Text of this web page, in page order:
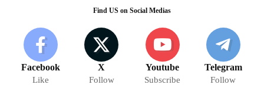
Find US on Social Medias
Facebook
Like
X
Follow
Youtube
Subscribe
Telegram
Follow